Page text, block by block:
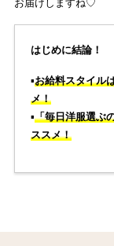
お届けしますね♡
はじめに結論！
▪️お給料スタイル
メ！
▪️「毎日洋服選ぶ
ススメ！